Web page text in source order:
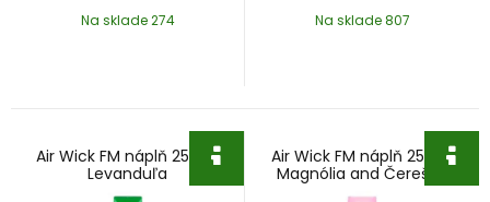
Na sklade 274 Na sklade 807
Air Wick FM náplň 250ml
Levanduľa
Air Wick FM náplň 250ml
Magnólia and Čerešňa